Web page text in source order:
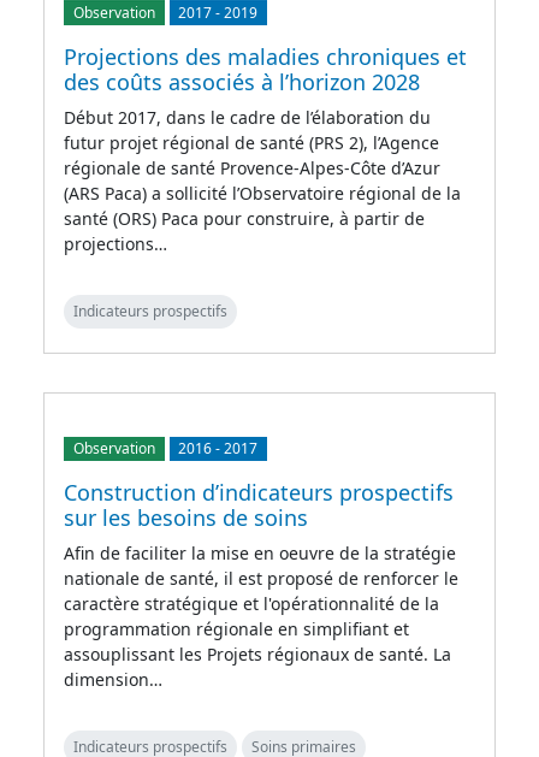
Observation 2017-2019
Projections des maladies chroniques et
des coûts associés à l’horizon 2028
Début 2017, dans le cadre de l’élaboration du
futur projet régional de santé (PRS 2), l’Agence
régionale de santé Provence-Alpes-Côte d’Azur
(ARS Paca) a sollicité l’Observatoire régional de la
santé (ORS) Paca pour construire, à partir de
projections…
Indicateurs prospectifs
Observation 2016-2017
Construction d’indicateurs prospectifs
sur les besoins de soins
Afin de faciliter la mise en oeuvre de la stratégie
nationale de santé, il est proposé de renforcer le
caractère stratégique et l'opérationnalité de la
programmation régionale en simplifiant et
assouplissant les Projets régionaux de santé. La
dimension…
Indicateurs prospectifs Soins primaires